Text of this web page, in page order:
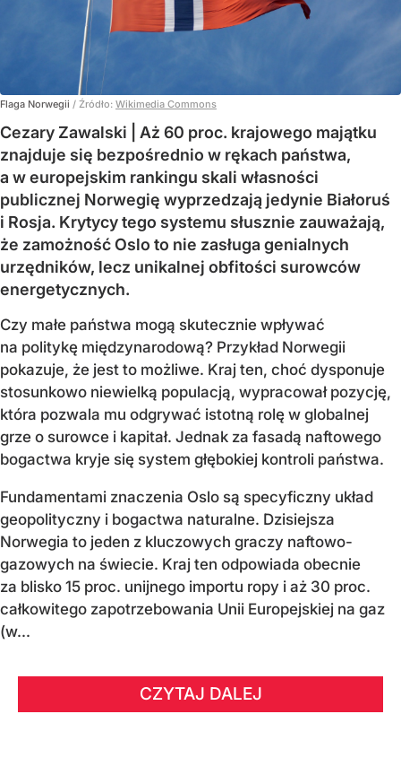
Flaga Norwegii / Źródło: Wikimedia Commons
Cezary Zawalski | Aż 60 proc. krajowego majątku
znajduje się bezpośrednio w rękach państwa,
a w europejskim rankingu skali własności
publicznej Norwegię wyprzedzają jedynie Białoruś
i Rosja. Krytycy tego systemu słusznie zauważają,
że zamożność Oslo to nie zasługa genialnych
urzędników, lecz unikalnej obfitości surowców
energetycznych.
Czy małe państwa mogą skutecznie wpływać
na politykę międzynarodową? Przykład Norwegii
pokazuje, że jest to możliwe. Kraj ten, choć dysponuje
stosunkowo niewielką populacją, wypracował pozycję,
która pozwala mu odgrywać istotną rolę w globalnej
grze o surowce i kapitał. Jednak za fasadą naftowego
bogactwa kryje się system głębokiej kontroli państwa.
Fundamentami znaczenia Oslo są specyficzny układ
geopolityczny i bogactwa naturalne. Dzisiejsza
Norwegia to jeden z kluczowych graczy naftowo-
gazowych na świecie. Kraj ten odpowiada obecnie
za blisko 15 proc. unijnego importu ropy i aż 30 proc.
całkowitego zapotrzebowania Unii Europejskiej na gaz
(w...
CZYTAJ DALEJ